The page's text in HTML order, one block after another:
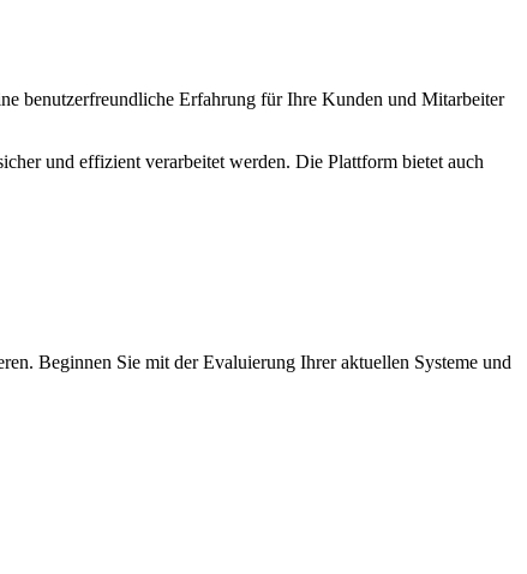
benutzerfreundliche Erfahrung für Ihre Kunden und Mitarbeiter
und effizient verarbeitet werden. Die Plattform bietet auch
Beginnen Sie mit der Evaluierung Ihrer aktuellen Systeme und